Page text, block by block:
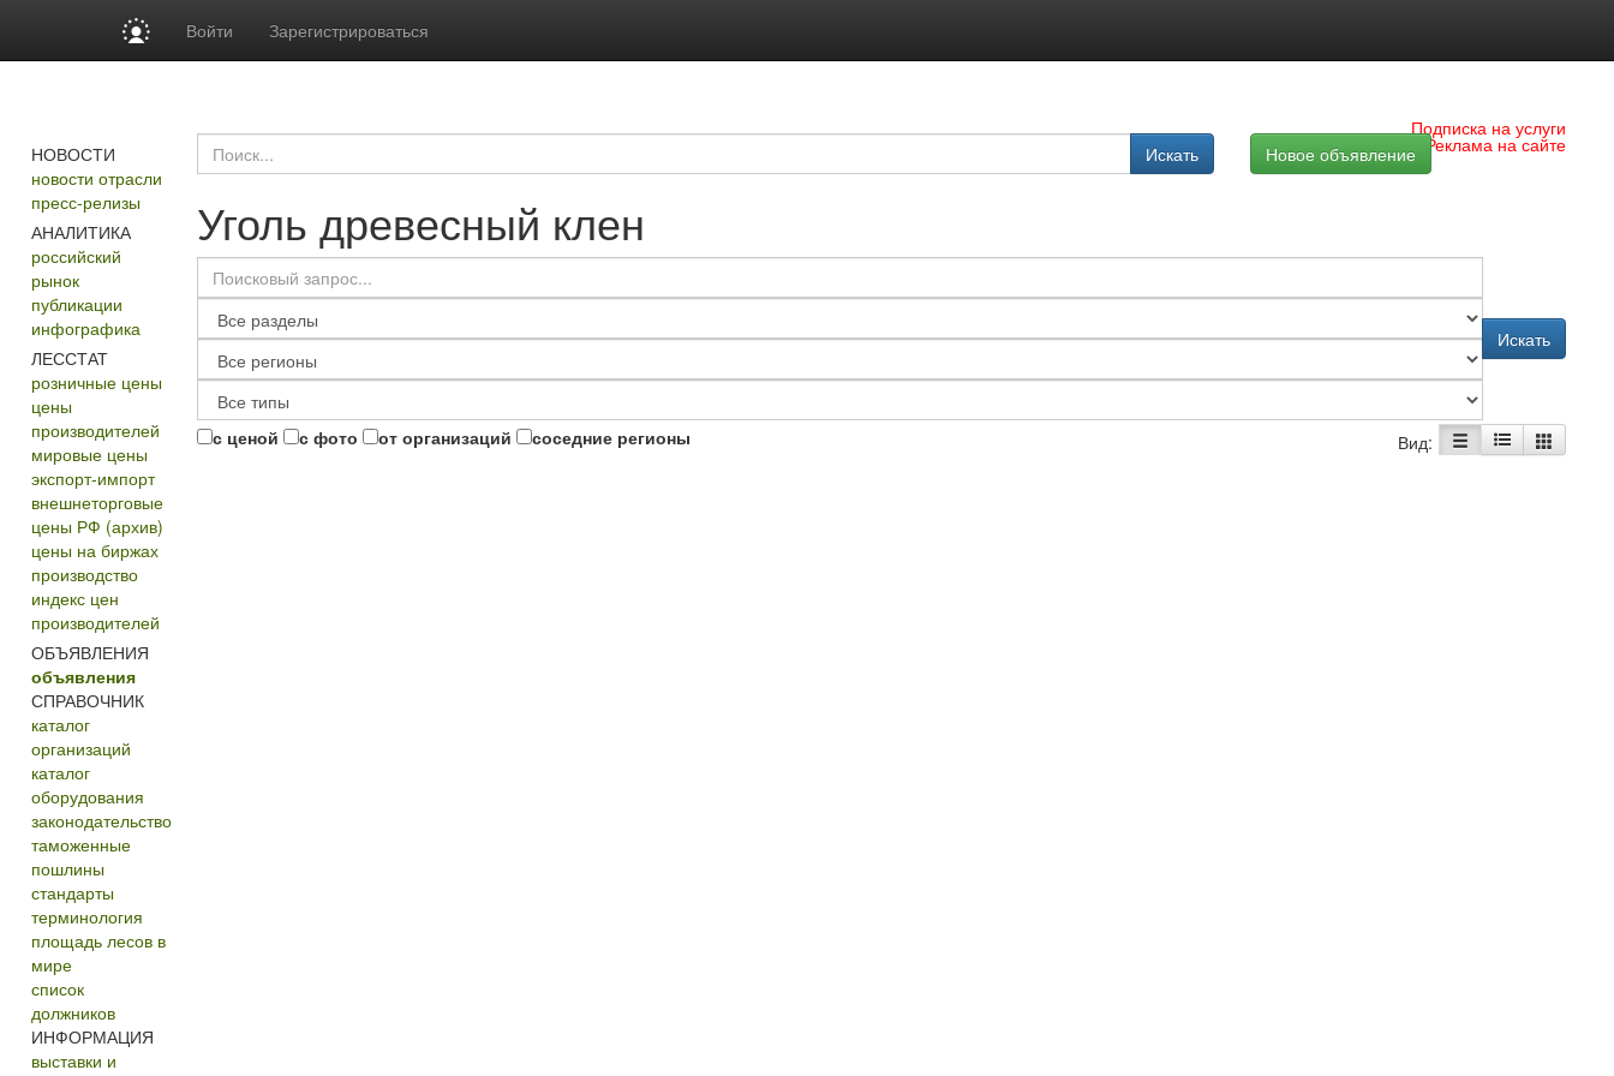
Войти Зарегистрироваться
НОВОСТИ
новости отрасли
пресс-релизы
АНАЛИТИКА
российский
рынок
публикации
инфографика
ЛЕССТАТ
розничные цены
цены
производителей
мировые цены
экспорт-импорт
внешнеторговые
цены РФ (архив)
цены на биржах
производство
индекс цен
производителей
ОБЪЯВЛЕНИЯ
объявления
СПРАВОЧНИК
каталог
организаций
каталог
оборудования
законодательство
таможенные
пошлины
стандарты
терминология
площадь лесов в
мире
список
должников
ИНФОРМАЦИЯ
выставки и
Подписка на услуги
Реклама на сайте
Искать Новое объявление
Уголь древесный клен
Искать
с ценой с фото от организаций соседние регионы Вид: